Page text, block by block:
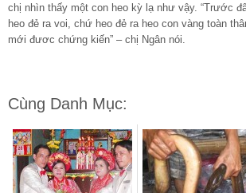
chị nhìn thấy một con heo kỳ lạ như vậy. “Trước
heo đẻ ra voi, chứ heo đẻ ra heo con vàng toàn
mới đươc chứng kiến” – chị Ngân nói.
Cùng Danh Mục: